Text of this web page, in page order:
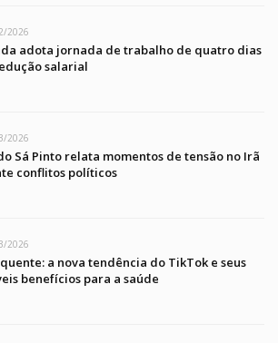
2026
adota jornada de trabalho de quatro dias
salarial
2026
Sá Pinto relata momentos de tensão no Irã
conflitos políticos
2026
a nova tendência do TikTok e seus
benefícios para a saúde